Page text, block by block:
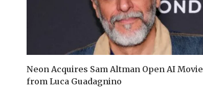
Neon Acquires Sam Altman Open AI Movie
from Luca Guadagnino